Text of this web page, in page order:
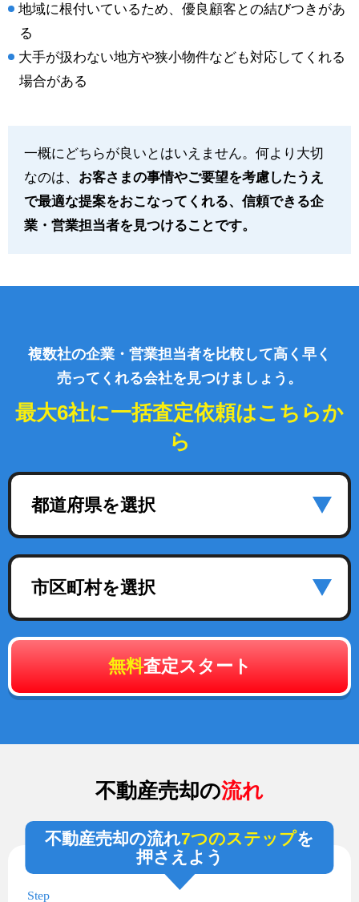
地域に根付いているため、優良顧客との結びつきがあ
る
大手が扱わない地方や狭小物件なども対応してくれる
場合がある
一概にどちらが良いとはいえません。何より大切
なのは、 お客さまの事情やご要望を考慮したうえ
で最適な提案をおこなってくれる、信頼できる企
業・営業担当者を見つけることです。
複数社の企業・営業担当者を比較して高く早く
売ってくれる会社を見つけましょう。
最大6社に一括査定依頼はこちらか
ら
都道府県を選択
市区町村を選択
無料査定スタート
不動産売却の流れ
不動産売却の流れ7つのステップを
押さえよう